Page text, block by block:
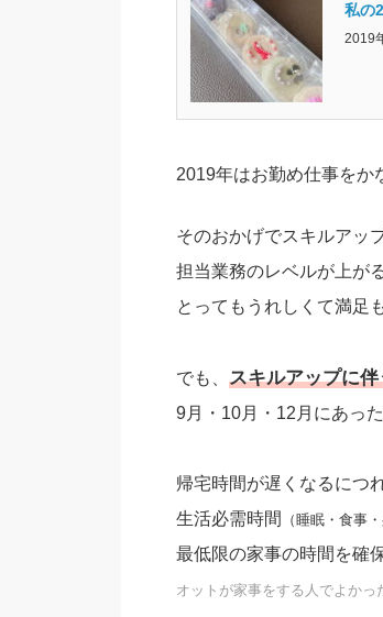
私の
2019
2019年はお勤め仕事をか
そのおかげでスキルアッ
担当業務のレベルが上が
とってもうれしくて満足
でも、 スキルアップに
9月・10月・12月にあっ
帰宅時間が遅くなるにつ
生活必需時間 （睡眠・食事
最低限の家事の時間を確
オットが家事をする人でよかっ